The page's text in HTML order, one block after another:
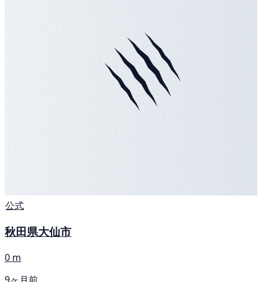
公式
秋田県大仙市
0 m
9ヶ月前